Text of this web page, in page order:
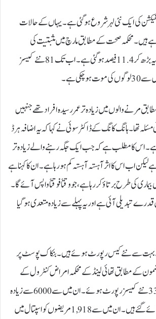
کانگ میں کووڈ 19 انفیکشن کی ایک نئی لہر شروع ہوگئی ہے۔ یہاں کے حالات
ہیں۔ محکمہ صحت کے مطابق مارچ میں مثبتیت کی
شرح 1.7 فیصد تھی، اب یہ بڑھ کر 11.4 فیصد ہو گئی ہے۔ اب تک 81 نئے کیسز
چکی ہے۔
مرنے والوں میں زیادہ تر عمر رسیدہ افراد تھے جنہیں
مسئلہ تھا۔ ہانگ کانگ کے ڈاکٹر سوئی نے کہا کہ یہ اضافہ ہرڈ
ہے۔ اس کا مطلب ہے کہ جب ایک جگہ رہنے والے زیادہ تر
اب اس کا اثر آہستہ آہستہ کم ہو رہا ہے۔ان کا کہنا ہے
مقامی بیماری کی طرح برتاؤ کر رہا ہے، جو وقتاً فوقتاً واپس آئے گا۔
تبدیلی آئی ہے اور یہ پہلے سے زیادہ متعدی ہو گیا
لینڈ میں کووڈ 19کے بہت سے نئے کیس رپورٹ ہوئے ہیں۔ بنکاک پوسٹ پر
کے مطابق تھائی لینڈ کے محکمہ امراض کنٹرول کے
مطابق گزشتہ ہفتے 33,030 نئے کیسز رپورٹ ہوئے۔ ان میں سے 6000 سے زیادہ
کیسز صرف بنکاک میں پائے گئے ہیں۔ ان میں سے 1,918 مریضوں کو اسپتال میں